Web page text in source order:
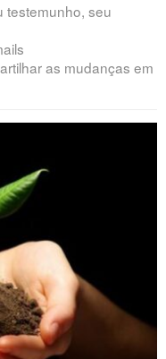
testemunho, seu
as mudanças em